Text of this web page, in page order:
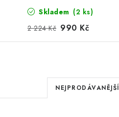
Skladem (2 ks)
2 224 Kč 990 Kč
Ř
a
NEJPRODÁVANĚJŠÍ